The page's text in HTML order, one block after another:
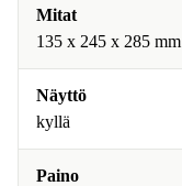
Mitat
135 x 245 x 285 mm
Näyttö
kyllä
Paino